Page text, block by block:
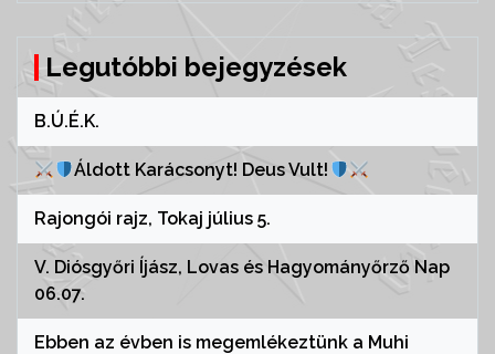
Legutóbbi bejegyzések
B.Ú.É.K.
Áldott Karácsonyt! Deus Vult!
Rajongói rajz, Tokaj július 5.
V. Diósgyőri Íjász, Lovas és Hagyományőrző Nap
06.07.
Ebben az évben is megemlékeztünk a Muhi